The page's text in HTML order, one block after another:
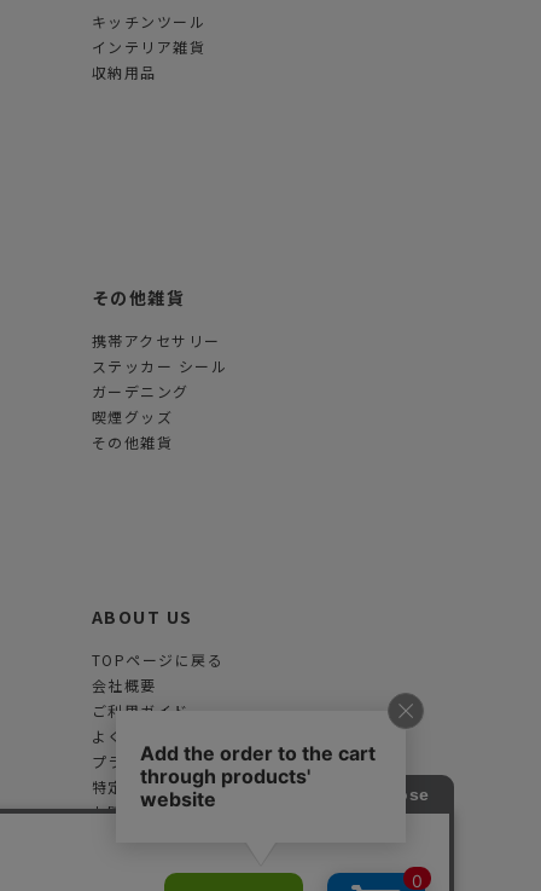
キッチンツール
インテリア雑貨
収納用品
その他雑貨
携帯アクセサリー
ステッカー シール
ガーデニング
喫煙グッズ
その他雑貨
ABOUT US
TOPページに戻る
会社概要
ご利用ガイド
よくある質問
プライバシーポリシー
特定商取引法に基づく表示
お問合せフォーム